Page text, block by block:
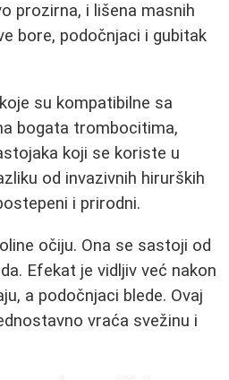
prozirna, i lišena masnih
bore, podočnjaci i gubitak
su kompatibilne sa
bogata trombocitima,
koji se koriste u
od invazivnih hirurških
i prirodni.
očiju. Ona se sastoji od
Efekat je vidljiv već nakon
a podočnjaci blede. Ovaj
vraća svežinu i